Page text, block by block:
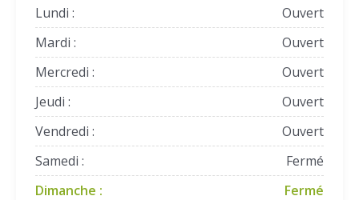
Lundi :
Ouvert
Mardi :
Ouvert
Mercredi :
Ouvert
Jeudi :
Ouvert
Vendredi :
Ouvert
Samedi :
Fermé
Dimanche :
Fermé